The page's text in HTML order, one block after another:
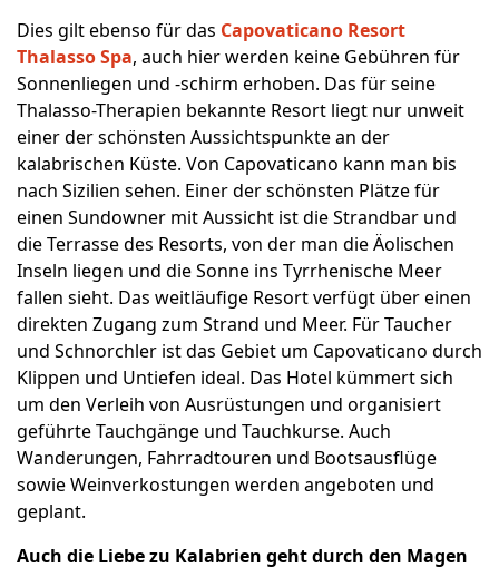
Dies gilt ebenso für das Capovaticano Resort
Thalasso Spa, auch hier werden keine Gebühren für
Sonnenliegen und -schirm erhoben. Das für seine
Thalasso-Therapien bekannte Resort liegt nur unweit
einer der schönsten Aussichtspunkte an der
kalabrischen Küste. Von Capovaticano kann man bis
nach Sizilien sehen. Einer der schönsten Plätze für
einen Sundowner mit Aussicht ist die Strandbar und
die Terrasse des Resorts, von der man die Äolischen
Inseln liegen und die Sonne ins Tyrrhenische Meer
fallen sieht. Das weitläufige Resort verfügt über einen
direkten Zugang zum Strand und Meer. Für Taucher
und Schnorchler ist das Gebiet um Capovaticano durch
Klippen und Untiefen ideal. Das Hotel kümmert sich
um den Verleih von Ausrüstungen und organisiert
geführte Tauchgänge und Tauchkurse. Auch
Wanderungen, Fahrradtouren und Bootsausflüge
sowie Weinverkostungen werden angeboten und
geplant.
Auch die Liebe zu Kalabrien geht durch den Magen